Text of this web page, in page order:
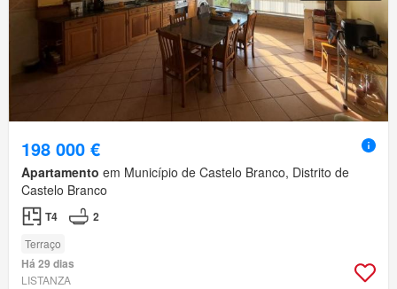
198 000 €
Apartamento em Município de Castelo Branco, Distrito de
Castelo Branco
T4 2
Terraço
Há 29 dias
LISTANZA